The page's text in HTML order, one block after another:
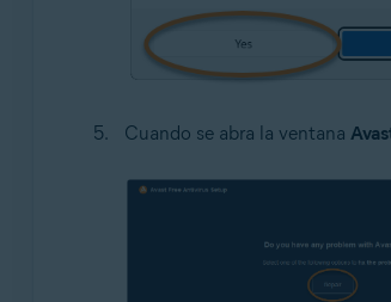
Cuando se abra la ventana